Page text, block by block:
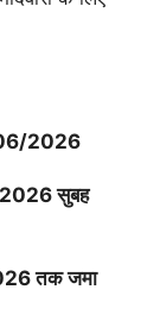
06/2026
2026 सुबह
तक जमा